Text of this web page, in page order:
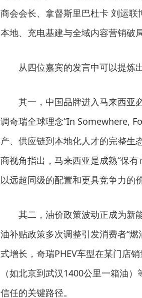
商会会长、拿督斯里巴杜卡 刘运
本地、充电基建与全域内容营销破
从四位嘉宾的发言中可以提炼
其一，中国品牌进入马来西亚
调奇瑞全球理念“In Somewhere,
产、供应链到本地化人才的完整生
商视角指出，马来西亚是成熟“保
以远超同级的配置和更具竞争力的
其二，油价政策波动正成为新
油补贴政策多次调整引发消费者“
式增长，奇瑞PHEV车型在某门店
（如北京到武汉1400公里一箱油
信任的关键路径。